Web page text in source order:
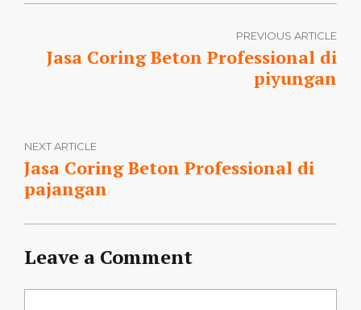
PREVIOUS ARTICLE
Jasa Coring Beton Professional di
piyungan
NEXT ARTICLE
Jasa Coring Beton Professional di
pajangan
Leave a Comment